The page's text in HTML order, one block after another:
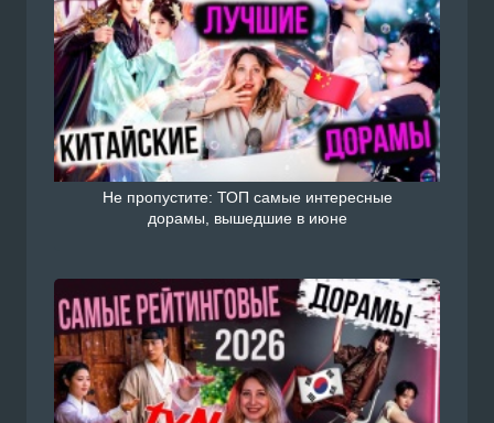
Смотреть Китайский
есть сегодня / Мой босс с
н на сайте Doramiru.com
doramiru.com
Не пропустите: ТОП самые интересные
дорамы, вышедшие в июне